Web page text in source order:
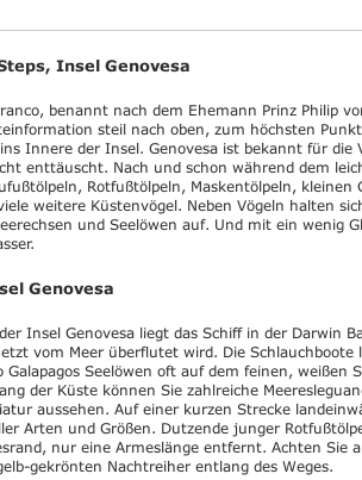
Insel Genovesa
benannt nach dem Ehemann Prinz Philip
steil nach oben, zum höchsten
Innere der Insel. Genovesa ist bekannt für die
enttäuscht. Nach und schon während dem
Rotfußtölpeln, Maskentölpeln, kleinen
weitere Küstenvögel. Neben Vögeln halten
und Seelöwen auf. Und mit ein wenig
Genovesa
Insel Genovesa liegt das Schiff in der Darwin
vom Meer überflutet wird. Die Schlauchboote
Galapagos Seelöwen oft auf dem feinen, weißen
der Küste können Sie zahlreiche
aussehen. Auf einer kurzen Strecke
Arten und Größen. Dutzende junger
nur eine Armeslänge entfernt. Achten Sie
gekrönten Nachtreiher entlang des Weges.